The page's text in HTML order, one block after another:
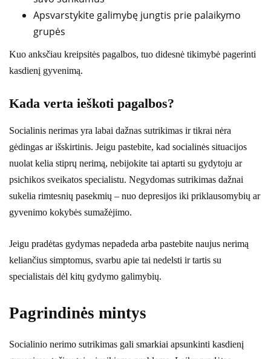
Apsvarstykite galimybę jungtis prie palaikymo
grupės
Kuo anksčiau kreipsitės pagalbos, tuo didesnė tikimybė pagerinti
kasdienį gyvenimą.
Kada verta ieškoti pagalbos?
Socialinis nerimas yra labai dažnas sutrikimas ir tikrai nėra
gėdingas ar išskirtinis. Jeigu pastebite, kad socialinės situacijos
nuolat kelia stiprų nerimą, nebijokite tai aptarti su gydytoju ar
psichikos sveikatos specialistu. Negydomas sutrikimas dažnai
sukelia rimtesnių pasekmių – nuo depresijos iki priklausomybių ar
gyvenimo kokybės sumažėjimo.
Jeigu pradėtas gydymas nepadeda arba pastebite naujus nerimą
keliančius simptomus, svarbu apie tai nedelsti ir tartis su
specialistais dėl kitų gydymo galimybių.
Pagrindinės mintys
Socialinio nerimo sutrikimas gali smarkiai apsunkinti kasdienį